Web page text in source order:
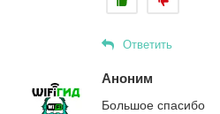
Ответить
Аноним
Большое спасибо